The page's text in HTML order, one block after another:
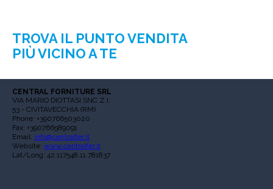
TROVA IL PUNTO VENDITA
PIÙ VICINO A TE
CENTRAL FORNITURE SRL
VIA MARIO DIOTTASI SNC Z.I.
53 - CIVITAVECCHIA (RM)
Phone: +390766503020
Fax: +390766589091
Email: info@centralfer.it
Website: www.centralfer.it
Lat/Long: 42.117548,11.781837